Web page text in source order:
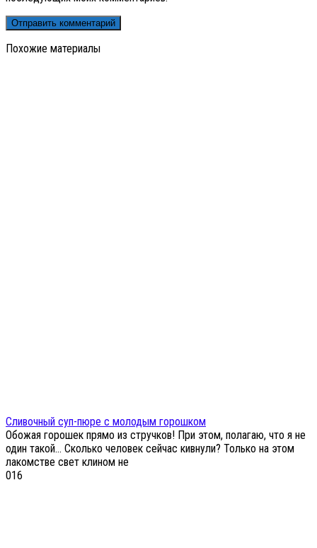
Похожие материалы
Сливочный суп-пюре с молодым горошком
Обожая горошек прямо из стручков! При этом, полагаю, что я не
один такой… Сколько человек сейчас кивнули? Только на этом
лакомстве свет клином не
016